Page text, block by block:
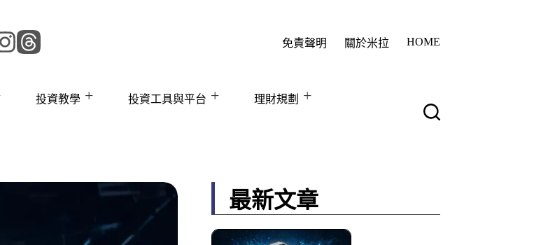
免責聲明 關於米拉 HOME
投資教學 投資工具與平台 理財規劃
最新文章